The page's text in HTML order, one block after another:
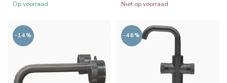
Op voorraad Niet op voorraad
-14% -46%